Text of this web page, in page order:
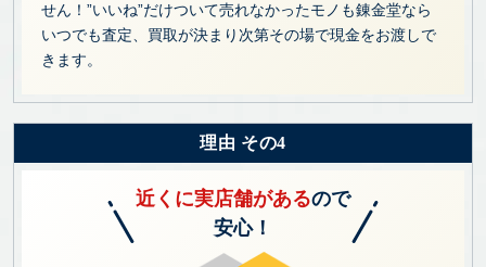
せん！”いいね”だけついて売れなかったモノも錬金堂なら
いつでも査定、買取が決まり次第その場で現金をお渡しで
きます。
理由 その4
近くに実店舗があるので
安心！